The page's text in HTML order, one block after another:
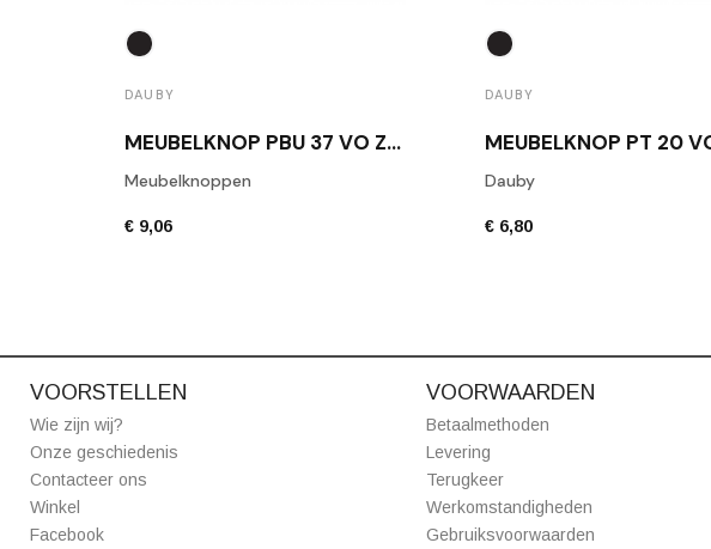
DAUBY
MEUBELKNOP PBU 37 VO ZWART
Meubelknoppen
€ 9,06
DAUBY
Dauby
€ 6,80
VOORSTELLEN
Wie zijn wij?
Onze geschiedenis
Contacteer ons
Winkel
Facebook
VOORWAARDEN
Betaalmethoden
Levering
Terugkeer
Werkomstandigheden
Gebruiksvoorwaarden